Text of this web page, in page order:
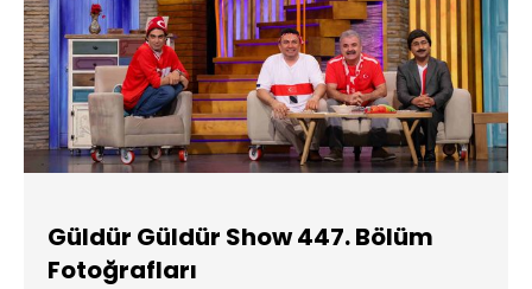
Güldür Güldür Show 447. Bölüm
Fotoğrafları